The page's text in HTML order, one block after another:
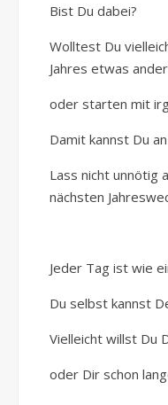
Bist Du dabei?
Wolltest Du
Jahres etwas
oder starten mit
Damit kannst Du
Lass nicht unnötig
nächsten
Jeder Tag ist wie
Du selbst kannst
Vielleicht willst Du
oder Dir schon